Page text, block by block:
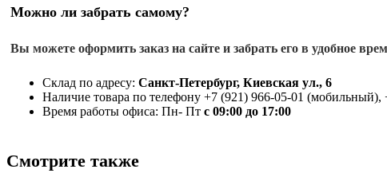
Можно ли забрать самому?
Вы можете оформить заказ на сайте и забрать его в удобное
Склад по адресу: Санкт-Петербург, Киевская ул., 6
Наличие товара по телефону +7 (921) 966-05-01 (мобильный),
Время работы офиса: Пн- Пт с 09:00 до 17:00
Смотрите также